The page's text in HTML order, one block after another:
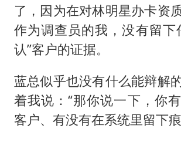
了，因为在对林明星办卡资
作为调查员的我，没有留下
认”客户的证据。
蓝总似乎也没有什么能辩解
着我说：“那你说一下，你
客户、有没有在系统里留下